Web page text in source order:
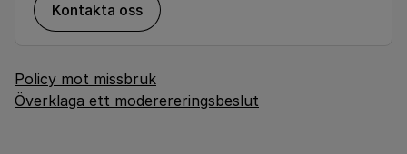
Kontakta oss
Policy mot missbruk
Överklaga ett moderereringsbeslut